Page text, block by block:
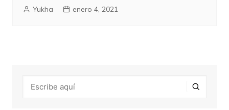
Yukha enero 4, 2021